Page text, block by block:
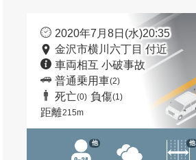
2020年7月8日(水)20:35
金沢市横川六丁目 付近
車両相互 小破事故
普通乗用車(2)
死亡(0) 負傷(1)
距離215m
他 他